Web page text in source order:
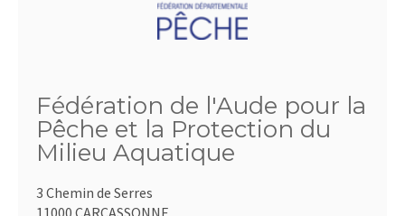
Fédération de l'Aude pour la
Pêche et la Protection du
Milieu Aquatique
3 Chemin de Serres
11000 CARCASSONNE